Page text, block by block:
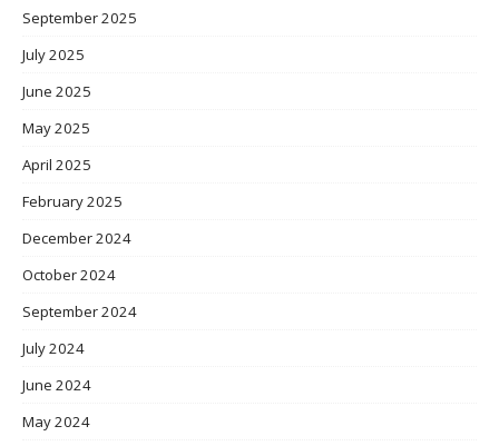
September 2025
July 2025
June 2025
May 2025
April 2025
February 2025
December 2024
October 2024
September 2024
July 2024
June 2024
May 2024